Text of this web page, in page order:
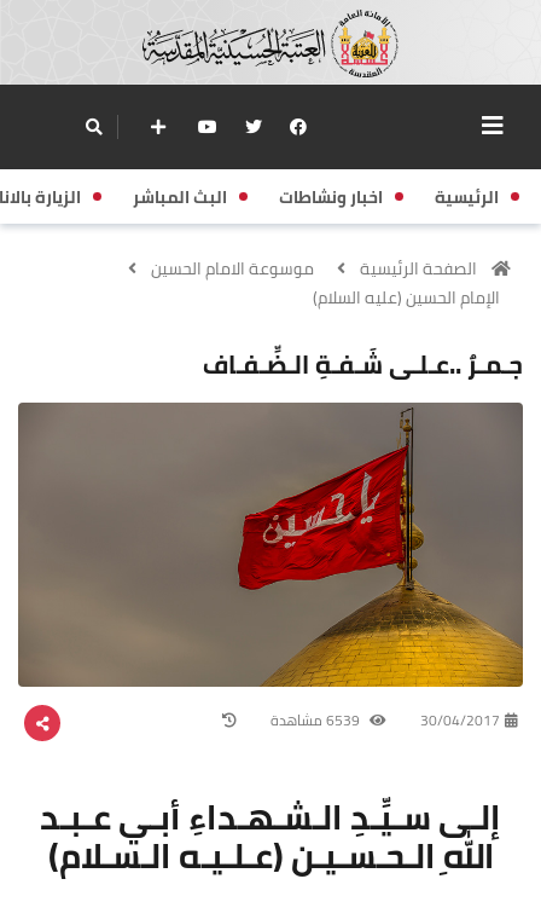
الرئيسية اخبار ونشاطات البث المباشر الزيارة
الصفحة الرئيسية
موسوعة الامام الحسين
الإمام الحسين (عليه السلام)
جـمـرٌ ..عـلـى شَـفـةِ الـضِّـفـاف
30/04/2017
إلـى سـيِّـدِ الـشـهـداءِ أبـي عـبـد
اللهِ الـحـسـيـن (عـلـيـه الـسـلام)